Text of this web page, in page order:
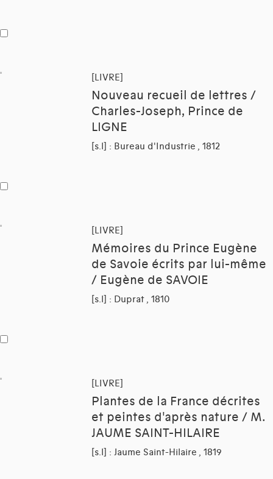
[LIVRE]
Nouveau recueil de lettres /
Charles-Joseph, Prince de
LIGNE
[s.l] : Bureau d'Industrie , 1812
[LIVRE]
Mémoires du Prince Eugène
de Savoie écrits par lui-même
/ Eugène de SAVOIE
[s.l] : Duprat , 1810
[LIVRE]
Plantes de la France décrites
et peintes d'après nature / M.
JAUME SAINT-HILAIRE
[s.l] : Jaume Saint-Hilaire , 1819